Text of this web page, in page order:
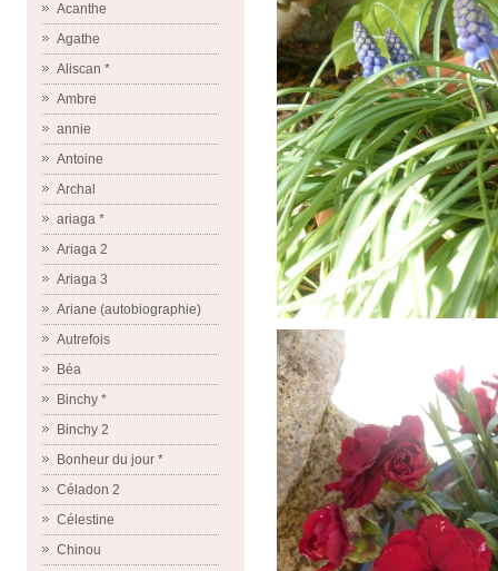
Acanthe
Agathe
Aliscan *
Ambre
annie
Antoine
Archal
ariaga *
Ariaga 2
Ariaga 3
Ariane (autobiographie)
Autrefois
Béa
Binchy *
Binchy 2
Bonheur du jour *
Céladon 2
Célestine
Chinou